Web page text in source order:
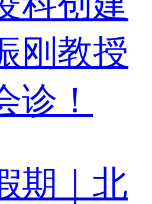
期｜北